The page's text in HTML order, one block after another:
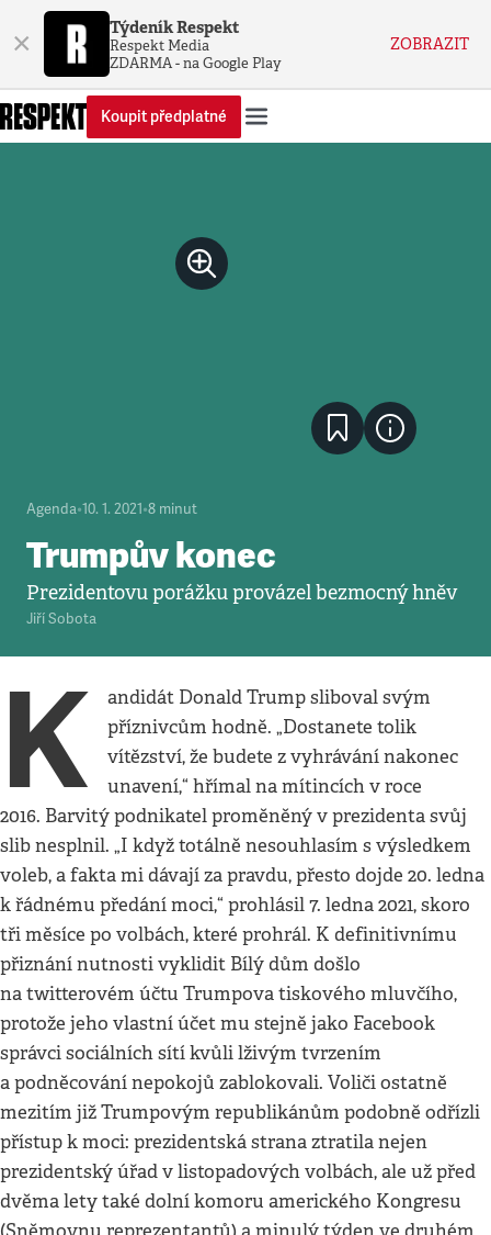
× Týdeník Respekt
Respekt Media
ZDARMA - na Google Play
ZOBRAZIT
Koupit předplatné
Agenda•10. 1. 2021•8 minut
Trumpův konec
Prezidentovu porážku provázel bezmocný hněv
Jiří Sobota
K
andidát Donald Trump sliboval svým
příznivcům hodně. „Dostanete tolik
vítězství, že budete z vyhrávání nakonec
unavení,“ hřímal na mítincích v roce
2016. Barvitý podnikatel proměněný v prezidenta svůj
slib nesplnil. „I když totálně nesouhlasím s výsledkem
voleb, a fakta mi dávají za pravdu, přesto dojde 20. ledna
k řádnému předání moci,“ prohlásil 7. ledna 2021, skoro
tři měsíce po volbách, které prohrál. K definitivnímu
přiznání nutnosti vyklidit Bílý dům došlo
na twitterovém účtu Trumpova tiskového mluvčího,
protože jeho vlastní účet mu stejně jako Facebook
správci sociálních sítí kvůli lživým tvrzením
a podněcování nepokojů zablokovali. Voliči ostatně
mezitím již Trumpovým republikánům podobně odřízli
přístup k moci: prezidentská strana ztratila nejen
prezidentský úřad v listopadových volbách, ale už před
dvěma lety také dolní komoru amerického Kongresu